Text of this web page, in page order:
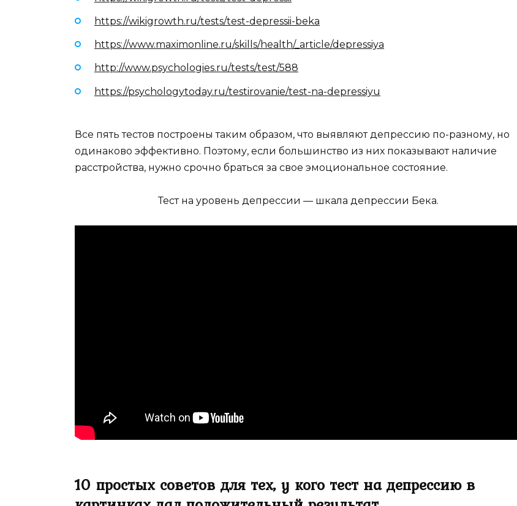
https://wikigrowth.ru/tests/test-depressii-beka
https://www.maximonline.ru/skills/health/_article/depressiya
http://www.psychologies.ru/tests/test/588
https://psychologytoday.ru/testirovanie/test-na-depressiyu
Все пять тестов построены таким образом, что выявляют депрессию по-разному, но
одинаково эффективно. Поэтому, если большинство из них показывают наличие
расстройства, нужно срочно браться за свое эмоциональное состояние.
Тест на уровень депрессии — шкала депрессии Бека.
10 простых советов для тех, у кого тест на депрессию в